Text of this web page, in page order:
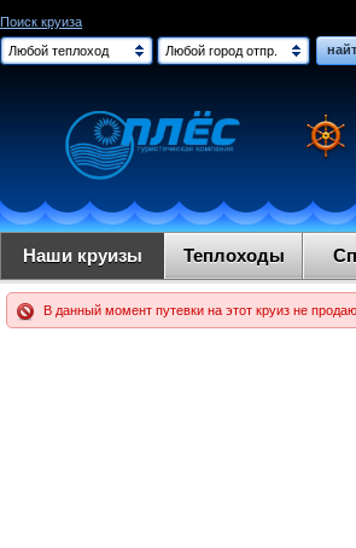
Поиск круиза
Любой теплоход
Любой город отпр.
Наши круизы Теплоходы
В данный момент путевки на этот круиз не